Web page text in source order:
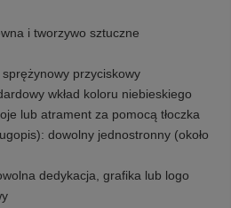
i tworzywo sztuczne
przyciskowy
wkład koloru niebieskiego
lub atrament za pomocą tłoczka
dowolny jednostronny (około
dedykacja, grafika lub logo